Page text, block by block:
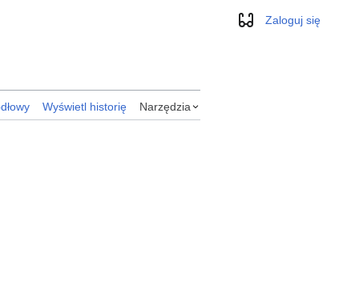
WyglądZaloguj się
Wyświetl historię Narzędzia